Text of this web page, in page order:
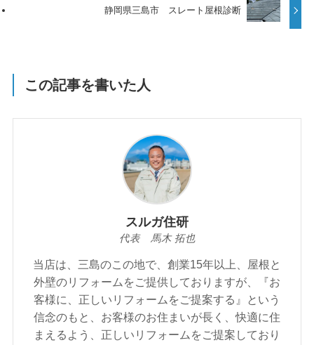
静岡県三島市 スレート屋根診断
この記事を書いた人
スルガ住研
代表 馬木 拓也
当店は、三島のこの地で、創業15年以上、屋根と
外壁のリフォームをご提供しておりますが、『お
客様に、正しいリフォームをご提案する』という
信念のもと、お客様のお住まいが⾧く、快適に住
まえるよう、正しいリフォームをご提案しており